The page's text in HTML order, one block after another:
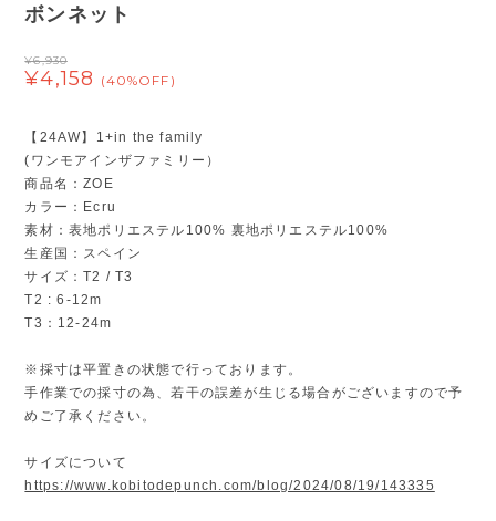
ボンネット
¥6,930
¥4,158 (40%OFF)
【24AW】1+in the family
(ワンモアインザファミリー）
商品名：ZOE
カラー：Ecru
素材：表地ポリエステル100% 裏地ポリエステル100%
生産国：スペイン
サイズ：T2 / T3
T2 : 6-12m
T3：12-24m
※採寸は平置きの状態で行っております。
手作業での採寸の為、若干の誤差が生じる場合がございますので予
めご了承ください。
サイズについて
https://www.kobitodepunch.com/blog/2024/08/19/143335